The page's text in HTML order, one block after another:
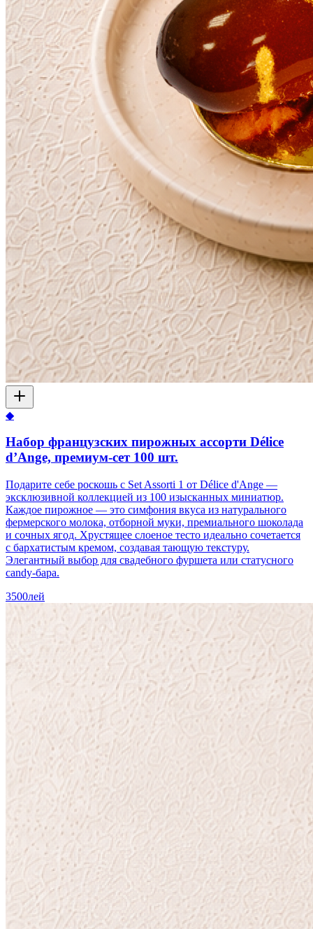
◆
Набор французских пирожных ассорти Délice
d’Ange, премиум-сет 100 шт.
Подарите себе роскошь с Set Assorti 1 от Délice d'Ange —
эксклюзивной коллекцией из 100 изысканных миниатюр.
Каждое пирожное — это симфония вкуса из натурального
фермерского молока, отборной муки, премиального шоколада
и сочных ягод. Хрустящее слоеное тесто идеально сочетается
с бархатистым кремом, создавая тающую текстуру.
Элегантный выбор для свадебного фуршета или статусного
candy-бара.
3500лей